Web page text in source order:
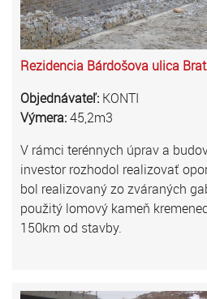
Rezidencia Bárdošova ulica
Objednávateľ: KONTI
Výmera:45,2m3
V rámci terénnych úprav a
investor rozhodol realizovať
bol realizovaný zo zváraných
použitý lomový kameň
150km od stavby.